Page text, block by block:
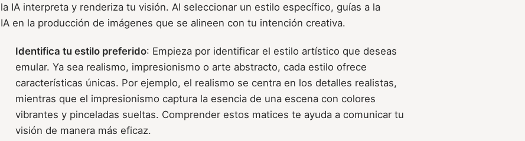
la IA interpreta y renderiza tu visión. Al seleccionar un estilo específico, guías a la
IA en la producción de imágenes que se alineen con tu intención creativa.
Identifica tu estilo preferido: Empieza por identificar el estilo artístico que deseas
emular. Ya sea realismo, impresionismo o arte abstracto, cada estilo ofrece
características únicas. Por ejemplo, el realismo se centra en los detalles realistas,
mientras que el impresionismo captura la esencia de una escena con colores
vibrantes y pinceladas sueltas. Comprender estos matices te ayuda a comunicar tu
visión de manera más eficaz.